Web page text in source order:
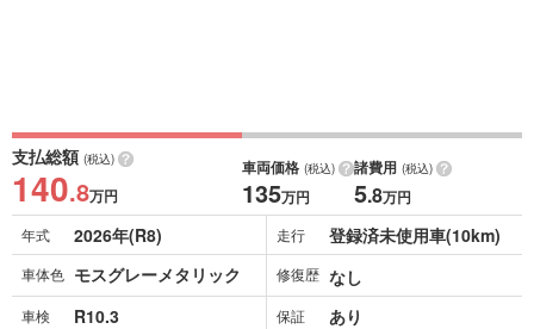
支払総額 (税込)
140.8万円
車両価格 (税込)
135万円
諸費用 (税込)
5.8万円
年式 2026年(R8) 走行 登録済未使用車(10km)
車体色 モスグレーメタリック 修復歴 なし
車検 R10.3 保証 あり